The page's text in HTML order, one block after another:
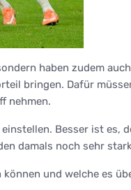
haben zudem
bringen. Dafür
nehmen.
Besser ist es,
damals noch sehr
und welche es